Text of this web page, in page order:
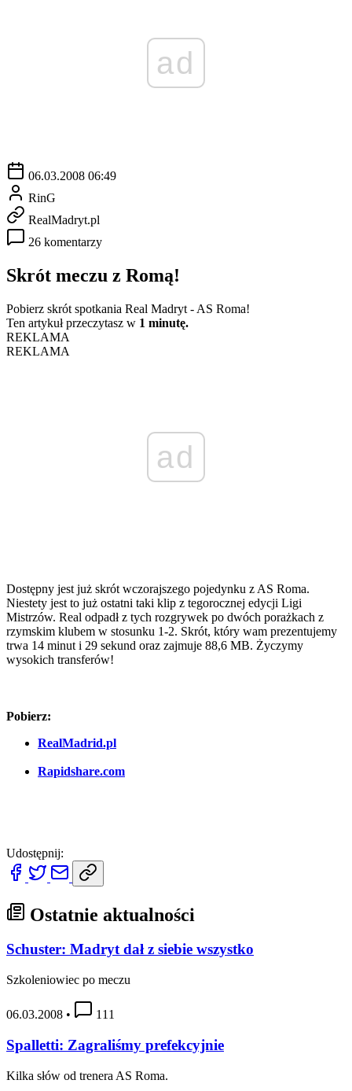
ad
06.03.2008 06:49
RinG
RealMadryt.pl
26 komentarzy
Skrót meczu z Romą!
Pobierz skrót spotkania Real Madryt - AS Roma!
Ten artykuł przeczytasz w 1 minutę.
REKLAMA
REKLAMA
ad
Dostępny jest już skrót wczorajszego pojedynku z AS Roma.
Niestety jest to już ostatni taki klip z tegorocznej edycji Ligi
Mistrzów. Real odpadł z tych rozgrywek po dwóch porażkach z
rzymskim klubem w stosunku 1-2. Skrót, który wam prezentujemy
trwa 14 minut i 29 sekund oraz zajmuje 88,6 MB. Życzymy
wysokich transferów!
Pobierz:
RealMadrid.pl
Rapidshare.com
Udostępnij:
Ostatnie aktualności
Schuster: Madryt dał z siebie wszystko
Szkoleniowiec po meczu
06.03.2008 • 111
Spalletti: Zagraliśmy prefekcyjnie
Kilka słów od trenera AS Roma.